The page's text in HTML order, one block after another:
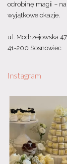
odrobinę magii –
wyjątkowe okazje.
ul. Modrzejowska 47
41-200 Sosnowiec
Instagram